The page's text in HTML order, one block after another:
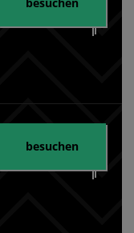
besuchen